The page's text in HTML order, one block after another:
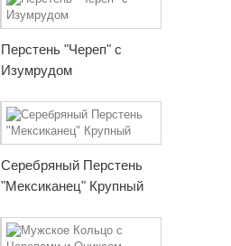
Перстень "Череп" с
Изумрудом
Серебряный Перстень
"Мексиканец" Крупный